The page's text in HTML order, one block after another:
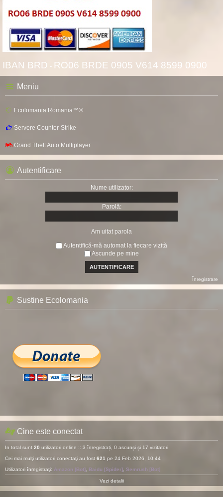
IBAN BRD - RO06 BRDE 0905 V614 8599 0900
Meniu
Ecolomania Romania™®
Servere Counter-Strike
Grand Theft Auto Multiplayer
Autentificare
Nume utilizator:
Parolă:
Am uitat parola
Autentifică-mă automat la fiecare vizită
Ascunde pe mine
Înregistrare
Sustine Ecolomania
Cine este conectat
In total sunt 20 utilizatori online :: 3 înregistrați, 0 ascunși și 17 vizitatori
Cei mai mulţi utilizatori conectaţi au fost 621 pe 24 Feb 2026, 10:44
Utilizatori înregistraţi: Amazon [Bot] Baidu [Spider] Semrush [Bot]
Vezi detalii